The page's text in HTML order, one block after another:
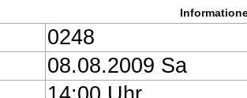
0248
08.08.2009 Sa